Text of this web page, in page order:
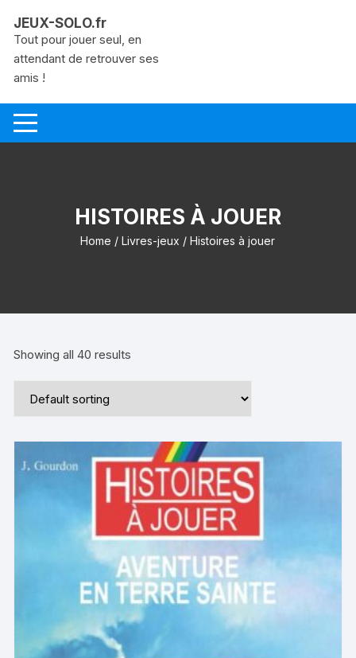
contenu
JEUX-SOLO.fr
Tout pour jouer seul, en
attendant de retrouver ses
amis !
HISTOIRES À JOUER
Home /Livres-jeux / Histoires à jouer
Showing all 40 results